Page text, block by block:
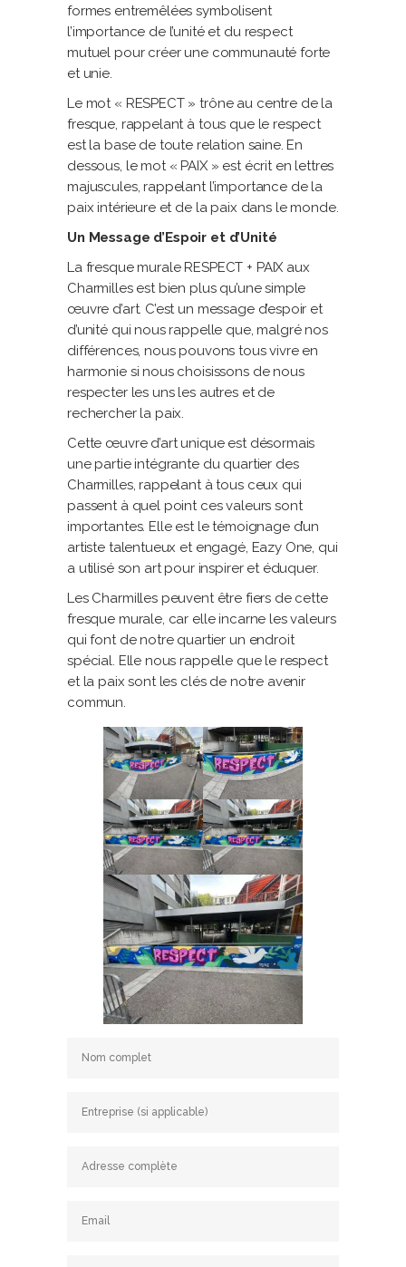
formes entremêlées symbolisent
l’importance de l’unité et du respect
mutuel pour créer une communauté forte
et unie.
Le mot « RESPECT » trône au centre de la
fresque, rappelant à tous que le respect
est la base de toute relation saine. En
dessous, le mot « PAIX » est écrit en lettres
majuscules, rappelant l’importance de la
paix intérieure et de la paix dans le monde.
Un Message d’Espoir et d’Unité
La fresque murale RESPECT + PAIX aux
Charmilles est bien plus qu’une simple
œuvre d’art. C’est un message d’espoir et
d’unité qui nous rappelle que, malgré nos
différences, nous pouvons tous vivre en
harmonie si nous choisissons de nous
respecter les uns les autres et de
rechercher la paix.
Cette œuvre d’art unique est désormais
une partie intégrante du quartier des
Charmilles, rappelant à tous ceux qui
passent à quel point ces valeurs sont
importantes. Elle est le témoignage d’un
artiste talentueux et engagé, Eazy One, qui
a utilisé son art pour inspirer et éduquer.
Les Charmilles peuvent être fiers de cette
fresque murale, car elle incarne les valeurs
qui font de notre quartier un endroit
spécial. Elle nous rappelle que le respect
et la paix sont les clés de notre avenir
commun.